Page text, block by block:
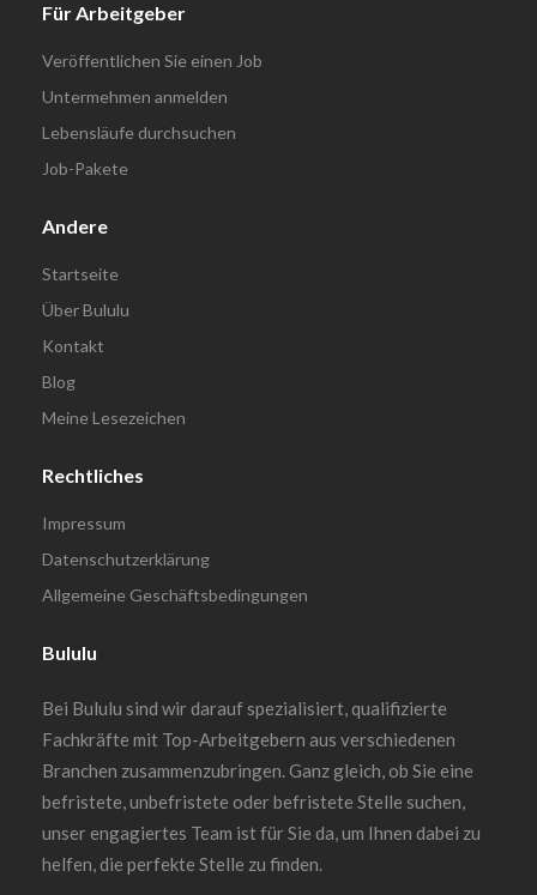
Für Arbeitgeber
Veröffentlichen Sie einen Job
Untermehmen anmelden
Lebensläufe durchsuchen
Job-Pakete
Andere
Startseite
Über Bululu
Kontakt
Blog
Meine Lesezeichen
Rechtliches
Impressum
Datenschutzerklärung
Allgemeine Geschäftsbedingungen
Bululu
Bei Bululu sind wir darauf spezialisiert, qualifizierte
Fachkräfte mit Top-Arbeitgebern aus verschiedenen
Branchen zusammenzubringen. Ganz gleich, ob Sie eine
befristete, unbefristete oder befristete Stelle suchen,
unser engagiertes Team ist für Sie da, um Ihnen dabei zu
helfen, die perfekte Stelle zu finden.